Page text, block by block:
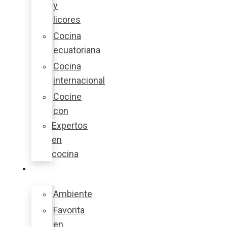
y
licores
Cocina
ecuatoriana
Cocina
internacional
Cocine
con
Expertos
en
cocina
Ambiente
Favorita
en